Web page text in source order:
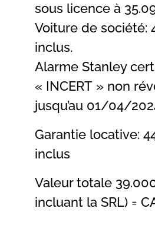
sous licence à
Voiture de société:
inclus.
Alarme Stanley
« INCERT » non
jusqu’au 01/04/
Garantie locative:
inclus
Valeur totale
incluant la SRL) =